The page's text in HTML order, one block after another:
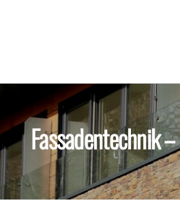
und mehr!
Fassadentechnik